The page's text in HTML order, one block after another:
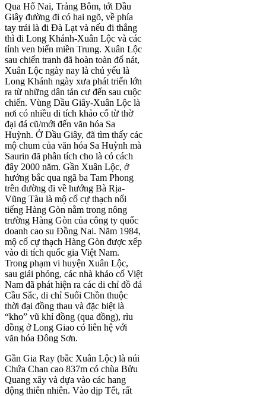
Qua Hố Nai, Trảng Bôm, tới Dầu
Giây đường đi có hai ngõ, về phía
tay trái là đi Đà Lạt và nếu đi thẳng
thì đi Long Khánh-Xuân Lộc và các
tỉnh ven biển miền Trung. Xuân Lộc
sau chiến tranh đã hoàn toàn đổ nát,
Xuân Lộc ngày nay là chủ yếu là
Long Khánh ngày xưa phát triển lớn
ra từ những dân tản cư đến sau cuộc
chiến. Vùng Dầu Giây-Xuân Lộc là
nơi có nhiều di tích khảo cổ từ thờ
đại đá cũ/mới đến văn hóa Sa
Huỳnh. Ở Dầu Giây, đã tìm thấy các
mộ chum của văn hóa Sa Huỳnh mà
Saurin đã phân tích cho là có cách
đây 2000 năm. Gần Xuân Lộc, ở
hướng bắc qua ngã ba Tam Phong
trên đường đi về hướng Bà Rịa-
Vũng Tàu là mộ cổ cự thạch nổi
tiếng Hàng Gòn nằm trong nông
trường Hàng Gòn của công ty quốc
doanh cao su Đồng Nai. Năm 1984,
mộ cổ cự thạch Hàng Gòn được xếp
vào di tích quốc gia Việt Nam.
Trong phạm vi huyện Xuân Lộc,
sau giải phóng, các nhà khảo cổ Việt
Nam đã phát hiện ra các di chỉ đồ đá
Cầu Sắc, di chỉ Suối Chồn thuộc
thời đại đồng thau và đặc biệt là
“kho” vũ khí đồng (qua đồng), rìu
đồng ở Long Giao có liên hệ với
văn hóa Đông Sơn.
Gần Gia Ray (bắc Xuân Lộc) là núi
Chứa Chan cao 837m có chùa Bửu
Quang xây và dựa vào các hang
động thiên nhiên. Vào dịp Tết, rất